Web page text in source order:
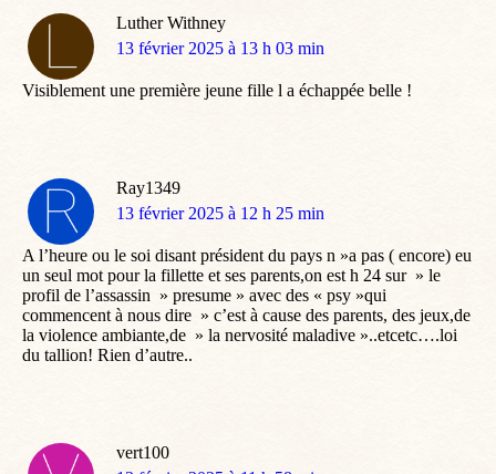
Luther Withney
dit
13 février 2025 à 13 h 03 min
Visiblement une première jeune fille l a échappée belle !
Ray1349
dit
13 février 2025 à 12 h 25 min
A l’heure ou le soi disant président du pays n »a pas ( encore) eu
un seul mot pour la fillette et ses parents,on est h 24 sur » le
profil de l’assassin » presume » avec des « psy »qui
commencent à nous dire » c’est à cause des parents, des jeux,de
la violence ambiante,de » la nervosité maladive »..etcetc….loi
du tallion! Rien d’autre..
vert100